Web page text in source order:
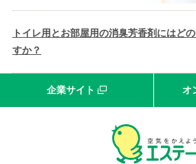
トイレ用とお部屋用の消臭芳香剤にはど
すか？
企業サイト オ